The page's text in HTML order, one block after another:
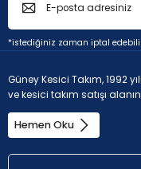
*istediğiniz zaman iptal
Güney Kesici Takım, 1992
ve kesici takım satışı
Hemen Oku